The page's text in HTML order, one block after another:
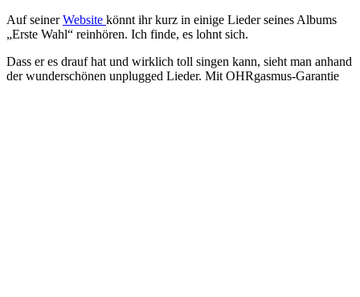
Auf seinerWebsite könnt ihr kurz in einige Lieder seines Albums
„Erste Wahl“ reinhören. Ich finde, es lohnt sich.
Dass er es drauf hat und wirklich toll singen kann, sieht man anhand
der wunderschönen unplugged Lieder. Mit OHRgasmus-Garantie